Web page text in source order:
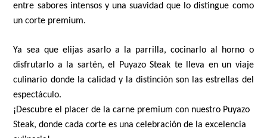
entre sabores intensos y una suavidad que lo distingue como
un corte premium.
Ya sea que elijas asarlo a la parrilla, cocinarlo al horno o
disfrutarlo a la sartén, el Puyazo Steak te lleva en un viaje
culinario donde la calidad y la distinción son las estrellas del
espectáculo.
¡Descubre el placer de la carne premium con nuestro Puyazo
Steak, donde cada corte es una celebración de la excelencia